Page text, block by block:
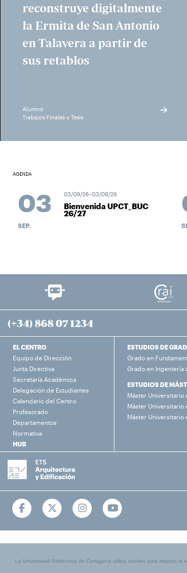
La Universidad Politécnica de Cartagena utiliza cookies para mejorar
reconstruye digitalmente
la Ermita de San Antonio
en Talavera a partir de
sus retablos
Alumno
Trabajos Finales y Tesis
AGENDA
03
SEP.
03/09/26–03/09/26
Bienvenida UPCT_BUC
26/27
SEP.
(+34) 868 07 1234
EL CENTRO
Equipo de Dirección
Junta Directiva
Secretaría Académica
Delegación de Estudiantes
Calendario del Centro
Profesorado
Departamentos
Normativa
HUB
ESTUDIOS DE
Grado en
Grado en Ingeniería
ESTUDIOS DE
Máster
Máster
Máster Universitario